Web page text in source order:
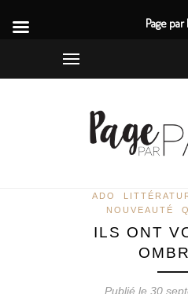
ADO
NOUVEAUTÉ
ILS ONT
Publié le 30
Page par